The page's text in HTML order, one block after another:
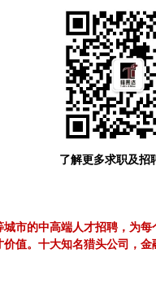
了解更多求职及招
市的中高端人才招聘，为
值。十大知名猎头公司，